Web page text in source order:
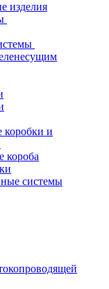
изделия
и
короба
системы